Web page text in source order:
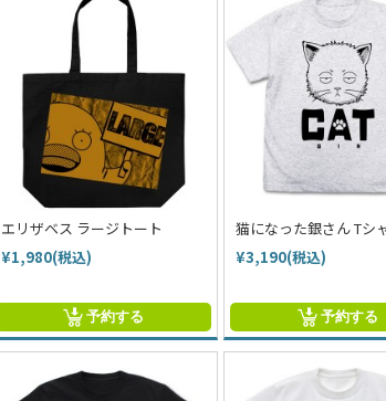
エリザベス ラージトート
¥1,980(税込)
予約する
猫になった銀さん Tシ
¥3,190(税込)
予約する